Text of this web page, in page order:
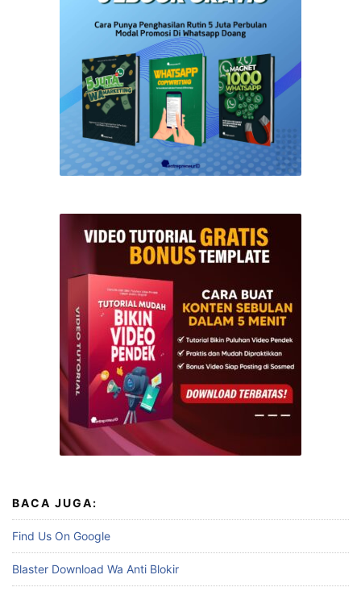
BACA JUGA:
Find Us On Google
Blaster Download Wa Anti Blokir